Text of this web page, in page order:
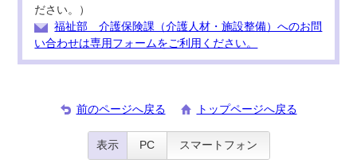
ださい。）
福祉部 介護保険課（介護人材・施設整備）へのお問
い合わせは専用フォームをご利用ください。
前のページへ戻る トップページへ戻る
表示 PC スマートフォン